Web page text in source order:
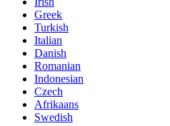
Greek
Turkish
Italian
Danish
Romanian
Indonesian
Czech
Afrikaans
Swedish